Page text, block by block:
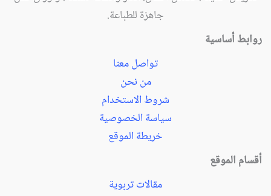
جاهزة للطباعة.
روابط أساسية
تواصل معنا
من نحن
شروط الاستخدام
سياسة الخصوصية
خريطة الموقع
أقسام الموقع
مقالات تربوية